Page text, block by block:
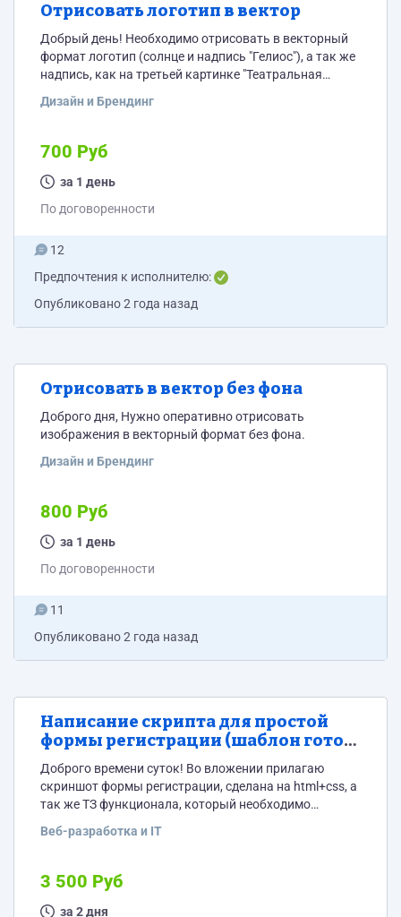
Отрисовать логотип в вектор
Добрый день! Необходимо отрисовать в векторный
формат логотип (солнце и надпись "Гелиос"), а так же
надпись, как на третьей картинке "Театральная
Дизайн и Брендинг
700 Руб
за 1 день
По договоренности
12
Предпочтения к исполнителю:
Опубликовано2 года назад
Отрисовать в вектор без фона
Доброго дня, Нужно оперативно отрисовать
изображения в векторный формат без фона.
Дизайн и Брендинг
800 Руб
за 1 день
По договоренности
11
Опубликовано2 года назад
Написание скрипта для простой
формы регистрации (шаблон готов)
с смс подтверждением номера
Доброго времени суток! Во вложении прилагаю
скриншот формы регистрации, сделана на html+css, а
так же ТЗ функционала, который необходимо
посмотрели ТЗ - напишите об этом в отклике.
даже ничего не смотрели будут ПРОИГНОРИРОВАНЫ!
Веб-разработка и IT
3 500 Руб
за 2 дня